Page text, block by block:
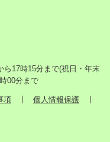
17時15分まで(祝日・年末
00分まで
項
個人情報保護